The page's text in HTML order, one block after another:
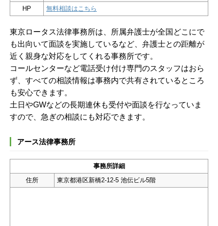
HP
無料相談はこちら
東京ロータス法律事務所は、所属弁護士が全国どこにで
も出向いて面談を実施しているなど、弁護士との距離が
近く親身な対応をしてくれる事務所です。
コールセンターなど電話受け付け専門のスタッフはおら
ず、すべての相談情報は事務内で共有されているところ
も安心できます。
土日やGWなどの長期連休も受付や面談を行なっていま
すので、急ぎの相談にも対応できます。
アース法律事務所
事務所詳細
住所
東京都港区新橋2-12-5 池伝ビル5階